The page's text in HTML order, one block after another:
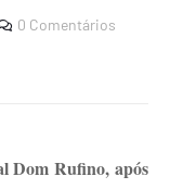
0 Comentários
Dom Rufino, após